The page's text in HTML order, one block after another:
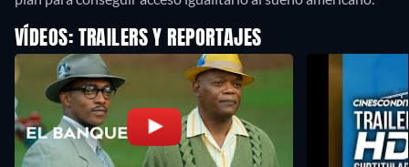
VÍDEOS: TRAILERS Y REPORTAJES